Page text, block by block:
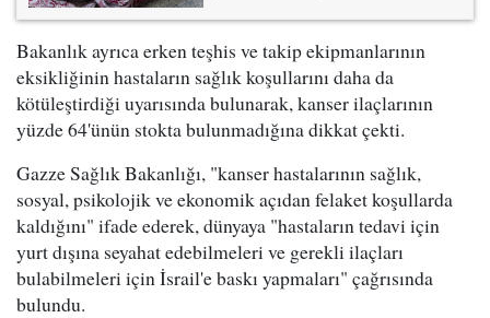
Bakanlık ayrıca erken teşhis ve takip ekipmanlarının
eksikliğinin hastaların sağlık koşullarını daha da
kötüleştirdiği uyarısında bulunarak, kanser ilaçlarının
yüzde 64'ünün stokta bulunmadığına dikkat çekti.
Gazze Sağlık Bakanlığı, "kanser hastalarının sağlık,
sosyal, psikolojik ve ekonomik açıdan felaket koşullarda
kaldığını" ifade ederek, dünyaya "hastaların tedavi için
yurt dışına seyahat edebilmeleri ve gerekli ilaçları
bulabilmeleri için İsrail'e baskı yapmaları" çağrısında
bulundu.